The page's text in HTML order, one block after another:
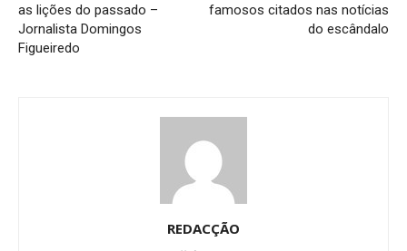
as lições do passado –
Jornalista Domingos
Figueiredo
famosos citados nas notícias
do escândalo
REDACÇÃO